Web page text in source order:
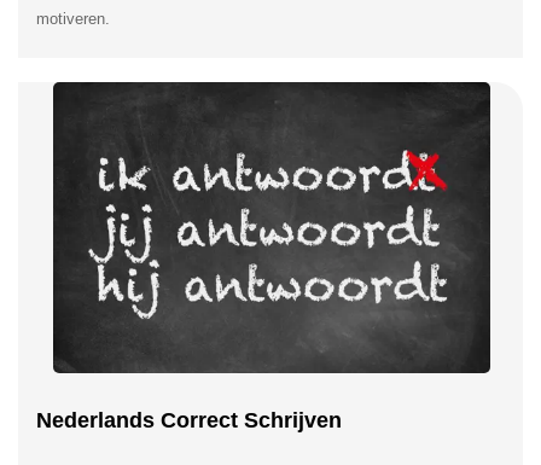
motiveren.
Nederlands Correct Schrijven